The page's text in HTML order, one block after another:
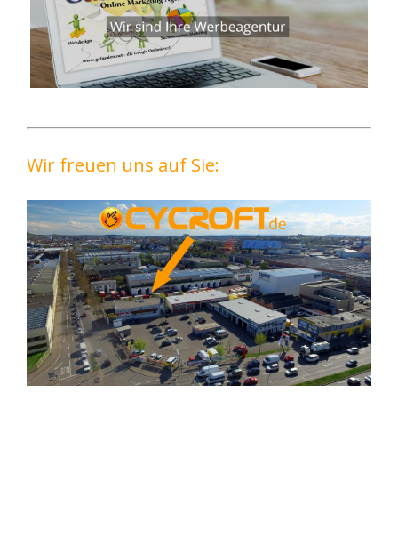
Wir freuen uns auf Sie: